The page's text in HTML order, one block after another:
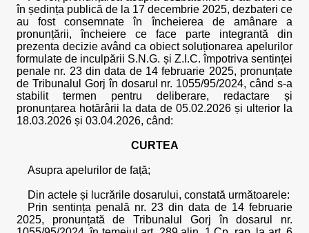
în ședința publică de la 17 decembrie 2025, dezbateri ce
au fost consemnate în încheierea de amânare a
pronunțării, încheiere ce face parte integrantă din
prezenta decizie având ca obiect soluționarea apelurilor
formulate de inculpării S.N.G. și Z.I.C. împotriva sentinței
penale nr. 23 din data de 14 februarie 2025, pronunțate
de Tribunalul Gorj în dosarul nr. 1055/95/2024, când s-a
stabilit termen pentru deliberare, redactare și
pronunțarea hotărârii la data de 05.02.2026 și ulterior la
18.03.2026 și 03.04.2026, când:
CURTEA
Asupra apelurilor de față;
Din actele și lucrările dosarului, constată următoarele:
Prin sentința penală nr. 23 din data de 14 februarie
2025, pronunțată de Tribunalul Gorj în dosarul nr.